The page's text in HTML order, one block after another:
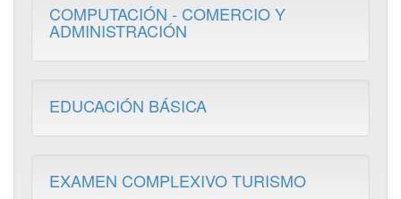
COMPUTACIÓN - COMERCIO Y
ADMINISTRACIÓN
EDUCACIÓN BÁSICA
EXAMEN COMPLEXIVO TURISMO